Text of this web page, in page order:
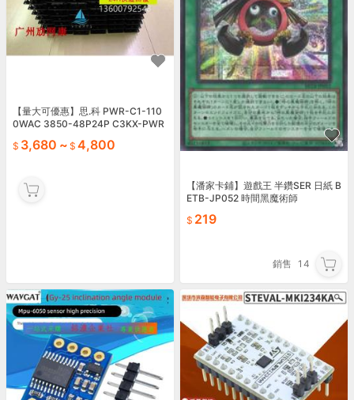
【量大可優惠】思.科 PWR-C1-110
0WAC 3850-48P24P C3KX-PWR
3,680 ~ 4,800
【潘家卡鋪】遊戲王 半鑽SER 日紙 B
ETB-JP052 時間黑魔術師
219
銷售 14